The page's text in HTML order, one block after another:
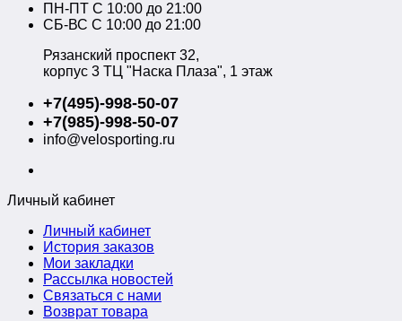
ПН-ПТ C 10:00 до 21:00
СБ-ВС С 10:00 до 21:00
Рязанский проспект 32,
корпус 3 ТЦ "Наска Плаза", 1 этаж
+7(495)-998-50-07
+7(985)-998-50-07
info@velosporting.ru
Личный кабинет
Личный кабинет
История заказов
Мои закладки
Рассылка новостей
Связаться с нами
Возврат товара